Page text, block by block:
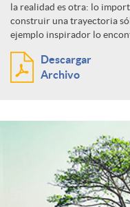
la realidad es otra: lo
construir una trayectoria
ejemplo inspirador lo
Descargar
Archivo